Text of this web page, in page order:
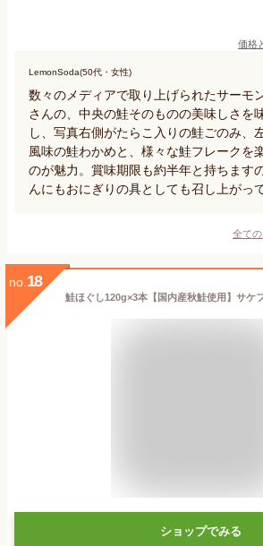
価格
LemonSoda(50代・女性)
数々のメディアで取り上げられたサーモ
さんの、中央の鮭そのものの美味しさを
し、写真右側がたらこ入りの鮭ごのみ、
風味の鮭わかめと、様々な鮭フレークを
のが魅力。賞味期限も約半年と持ちます
んにもおにぎりの具としても召し上がっ
全て
no. 18
ショップでみる